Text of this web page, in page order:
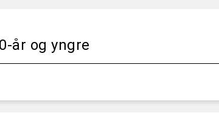
år og yngre